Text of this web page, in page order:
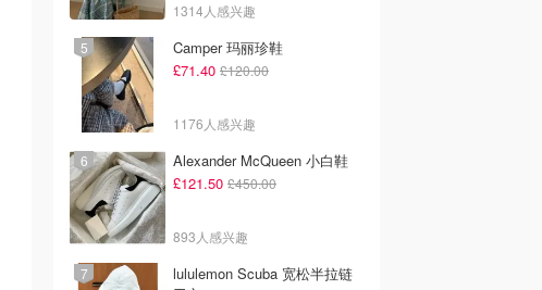
1314人感兴趣
Camper 玛丽珍鞋
£71.40 £120.00
1176人感兴趣
Alexander McQueen 小白鞋
£121.50 £450.00
893人感兴趣
lululemon Scuba 宽松半拉链